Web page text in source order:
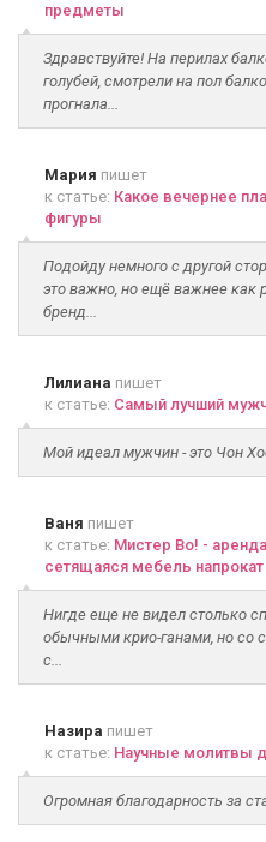
предметы
Здравствуйте! На перилах
голубей, смотрели на пол
прогнала...
Мария пишет
к статье: Какое вечернее
фигуры
Подойду немного с другой
это важно, но ещё важнее как
бренд...
Лилиана пишет
к статье: Самый лучший
Мой идеал мужчин - это Чон
Ваня пишет
к статье: Мистер Во! -
сетящаяся мебель напрокат
Нигде еще не видел столько
обычными крио-ганами, но со
с...
Назира пишет
к статье: Научные молитвы
Огромная благодарность за